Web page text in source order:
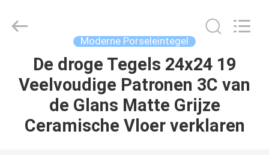
HUIS
PRODUCTEN
CERAMICS
CO.,LTD..
Moderne Porseleintegel
De droge Tegels 24x24 19
Veelvoudige Patronen 3C van
de Glans Matte Grijze
Ceramische Vloer verklaren